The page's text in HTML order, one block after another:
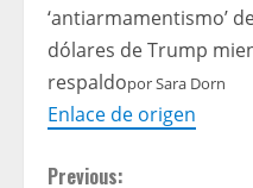
‘antiarmamentismo’
dólares de Trump
respaldoporSara Dorn
Enlace de origen
Previous: